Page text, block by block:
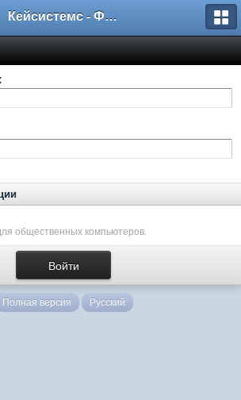
Кейсистемс - Форумы
общественных компьютеров.
Полная версия Русский